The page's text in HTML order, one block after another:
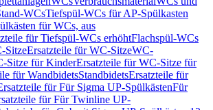
WCsTiefspül-WCs für AP-Spülkasten
für WCs, aus
für Tiefspül-WCs erhöhtFlachspül-WCs
SitzeErsatzteile für WC-SitzeWC-
Sitze für KinderErsatzteile für WC-Sitze für
für WandbidetsStandbidetsErsatzteile für
für Für Sigma UP-SpülkästenFür
für Für Twinline UP-